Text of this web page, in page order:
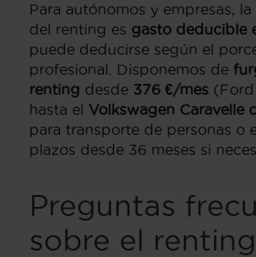
Para autónomos y empresas,
del renting es gasto deducible
puede deducirse según el
profesional. Disponemos de
renting desde 376 €/mes (Ford
hasta el Volkswagen Caravelle
para transporte de personas o
plazos desde 36 meses si
Preguntas
sobre el